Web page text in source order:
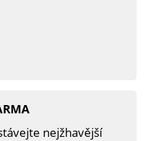
nejžhavější